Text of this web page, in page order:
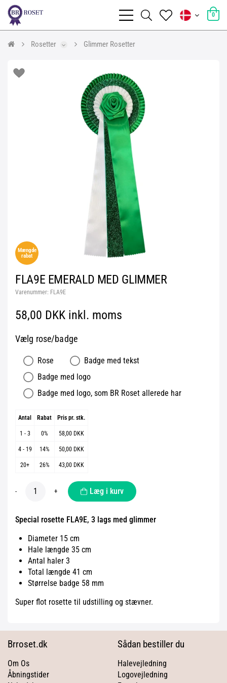
0
Rosetter Glimmer Rosetter
Mængde
rabat
FLA9E EMERALD MED GLIMMER
Varenummer: FLA9E
58,00 DKK inkl. moms
Vælg rose/badge
Rose
Badge med tekst
Badge med logo
Badge med logo, som BR Roset allerede har
Antal Rabat Pris pr. stk.
1 - 3 0% 58,00 DKK
4 - 19 14% 50,00 DKK
20+ 26% 43,00 DKK
- + Læg i kurv
Special rosette FLA9E, 3 lags med glimmer
Diameter 15 cm
Hale længde 35 cm
Antal haler 3
Total længde 41 cm
Størrelse badge 58 mm
Super flot rosette til udstilling og stævner.
Brroset.dk
Om Os
Åbningstider
Sådan bestiller du
Halevejledning
Logovejledning